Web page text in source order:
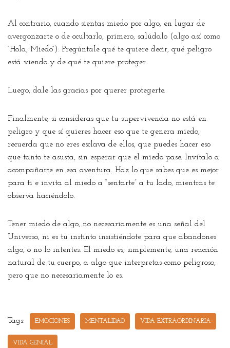
Al contrario, cuando sientas miedo por algo, en lugar de
avergonzarte o de ocultarlo, primero, salúdalo (algo así como
“Hola, Miedo”). Pregúntale qué te quiere decir, qué peligro
está viendo y de qué te quiere proteger.
Luego, dale las gracias por querer protegerte.
Finalmente, si consideras que tu supervivencia no está en
peligro y que sí quieres hacer eso que te genera miedo,
recuerda que no eres esclava de ellos, que puedes hacer eso
que tanto te asusta, sin esperar que el miedo pase. Invítalo a
acompañarte en esa aventura. Haz lo que sabes que es mejor
para ti e invita al miedo a “sentarte” a tu lado, mientras te
observa haciéndolo.
Tener miedo de algo, no necesariamente es una señal del
Universo, ni es tu instinto insistiéndote para que abandones
algo, o no lo intentes. El miedo es, simplemente, una reacción
natural de tu cuerpo, a algo que interpretas como peligroso,
pero que no necesariamente lo es.
Tags: EMOCIONES MENTALIDAD VIDA EXTRAORDINARIA
VIDA GENIAL